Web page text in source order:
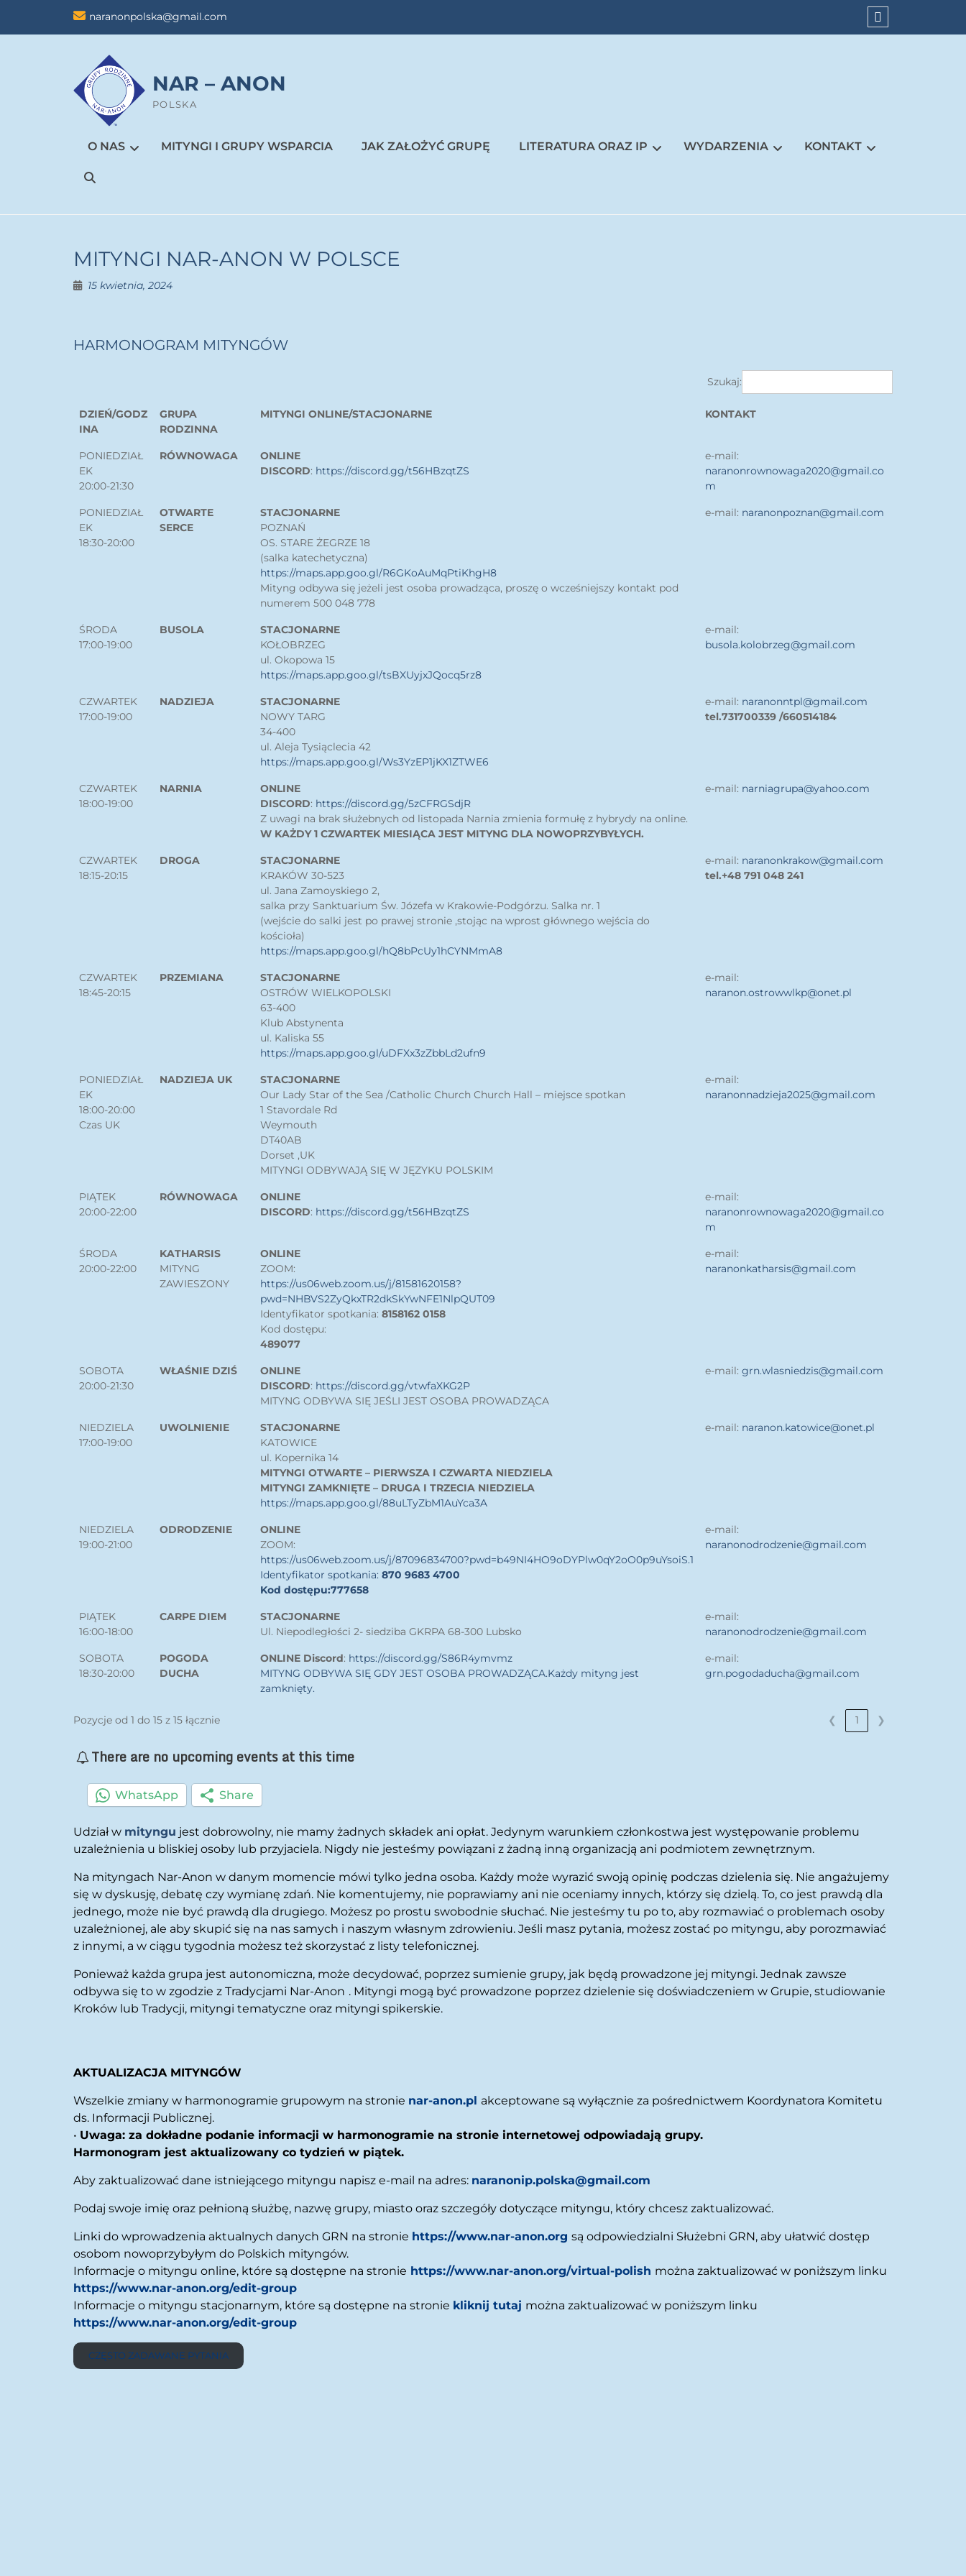
content
naranonpolska@gmail.com
KONTAKT
NAR – ANON
POLSKA
O NAS MITYNGI I GRUPY WSPARCIA JAK ZAŁOŻYĆ GRUPĘ LITERATURA ORAZ IP WYDARZENIA KONTAKT
MITYNGI NAR-ANON W POLSCE
15 kwietnia, 2024
HARMONOGRAM MITYNGÓW
Szukaj:
DZIEŃ/GODZ
INA
GRUPA
RODZINNA
MITYNGI ONLINE/STACJONARNE KONTAKT
PONIEDZIAŁ
EK
20:00-21:30
RÓWNOWAGA
ONLINE
DISCORD: https://discord.gg/t56HBzqtZS
e-mail:
naranonrownowaga2020@gmail.co
m
PONIEDZIAŁ
EK
18:30-20:00
OTWARTE
SERCE
STACJONARNE
POZNAŃ
OS. STARE ŻEGRZE 18
(salka katechetyczna)
https://maps.app.goo.gl/R6GKoAuMqPtiKhgH8
Mityng odbywa się jeżeli jest osoba prowadząca, proszę o wcześniejszy kontakt pod
numerem 500 048 778
e-mail: naranonpoznan@gmail.com
ŚRODA
17:00-19:00
BUSOLA
STACJONARNE
KOŁOBRZEG
ul. Okopowa 15
https://maps.app.goo.gl/tsBXUyjxJQocq5rz8
e-mail:
busola.kolobrzeg@gmail.com
CZWARTEK
17:00-19:00
NADZIEJA
STACJONARNE
NOWY TARG
34-400
ul. Aleja Tysiąclecia 42
https://maps.app.goo.gl/Ws3YzEP1jKX1ZTWE6
e-mail: naranonntpl@gmail.com
tel.731700339 /660514184
CZWARTEK
18:00-19:00
NARNIA
ONLINE
DISCORD: https://discord.gg/5zCFRGSdjR
Z uwagi na brak służebnych od listopada Narnia zmienia formułę z hybrydy na online.
W KAŻDY 1 CZWARTEK MIESIĄCA JEST MITYNG DLA NOWOPRZYBYŁYCH.
e-mail: narniagrupa@yahoo.com
CZWARTEK
18:15-20:15
DROGA
STACJONARNE
KRAKÓW 30-523
ul. Jana Zamoyskiego 2,
salka przy Sanktuarium Św. Józefa w Krakowie-Podgórzu. Salka nr. 1
(wejście do salki jest po prawej stronie ,stojąc na wprost głównego wejścia do
kościoła)
https://maps.app.goo.gl/hQ8bPcUy1hCYNMmA8
e-mail: naranonkrakow@gmail.com
tel.+48 791 048 241
CZWARTEK
18:45-20:15
PRZEMIANA
STACJONARNE
OSTRÓW WIELKOPOLSKI
63-400
Klub Abstynenta
ul. Kaliska 55
https://maps.app.goo.gl/uDFXx3zZbbLd2ufn9
e-mail:
naranon.ostrowwlkp@onet.pl
PONIEDZIAŁ
EK
18:00-20:00
Czas UK
NADZIEJA UK
STACJONARNE
Our Lady Star of the Sea /Catholic Church Church Hall – miejsce spotkan
1 Stavordale Rd
Weymouth
DT40AB
Dorset ,UK
MITYNGI ODBYWAJĄ SIĘ W JĘZYKU POLSKIM
e-mail:
naranonnadzieja2025@gmail.com
PIĄTEK
20:00-22:00
RÓWNOWAGA
ONLINE
DISCORD: https://discord.gg/t56HBzqtZS
e-mail:
naranonrownowaga2020@gmail.co
m
ŚRODA
20:00-22:00
KATHARSIS
MITYNG
ZAWIESZONY
ONLINE
ZOOM:
https://us06web.zoom.us/j/81581620158?
pwd=NHBVS2ZyQkxTR2dkSkYwNFE1NlpQUT09
Identyfikator spotkania: 8158162 0158
Kod dostępu:
489077
e-mail:
naranonkatharsis@gmail.com
SOBOTA
20:00-21:30
WŁAŚNIE DZIŚ
ONLINE
DISCORD: https://discord.gg/vtwfaXKG2P
MITYNG ODBYWA SIĘ JEŚLI JEST OSOBA PROWADZĄCA
e-mail: grn.wlasniedzis@gmail.com
NIEDZIELA
17:00-19:00
UWOLNIENIE
STACJONARNE
KATOWICE
ul. Kopernika 14
MITYNGI OTWARTE – PIERWSZA I CZWARTA NIEDZIELA
MITYNGI ZAMKNIĘTE – DRUGA I TRZECIA NIEDZIELA
https://maps.app.goo.gl/88uLTyZbM1AuYca3A
e-mail: naranon.katowice@onet.pl
NIEDZIELA
19:00-21:00
ODRODZENIE
ONLINE
ZOOM:
https://us06web.zoom.us/j/87096834700?pwd=b49NI4HO9oDYPlw0qY2oO0p9uYsoiS.1
Identyfikator spotkania: 870 9683 4700
Kod dostępu:777658
e-mail:
naranonodrodzenie@gmail.com
PIĄTEK
16:00-18:00
CARPE DIEM
STACJONARNE
Ul. Niepodległości 2- siedziba GKRPA 68-300 Lubsko
e-mail:
naranonodrodzenie@gmail.com
SOBOTA
18:30-20:00
POGODA
DUCHA
ONLINE Discord: https://discord.gg/S86R4ymvmz
MITYNG ODBYWA SIĘ GDY JEST OSOBA PROWADZĄCA.Każdy mityng jest
zamknięty.
e-mail:
grn.pogodaducha@gmail.com
Pozycje od 1 do 15 z 15 łącznie ❮ 1 ❯
There are no upcoming events at this time
WhatsApp Share
Udział w mityngu jest dobrowolny, nie mamy żadnych składek ani opłat. Jedynym warunkiem członkostwa jest występowanie problemu
uzależnienia u bliskiej osoby lub przyjaciela. Nigdy nie jesteśmy powiązani z żadną inną organizacją ani podmiotem zewnętrznym.
Na mityngach Nar-Anon w danym momencie mówi tylko jedna osoba. Każdy może wyrazić swoją opinię podczas dzielenia się. Nie angażujemy
się w dyskusję, debatę czy wymianę zdań. Nie komentujemy, nie poprawiamy ani nie oceniamy innych, którzy się dzielą. To, co jest prawdą dla
jednego, może nie być prawdą dla drugiego. Możesz po prostu swobodnie słuchać. Nie jesteśmy tu po to, aby rozmawiać o problemach osoby
uzależnionej, ale aby skupić się na nas samych i naszym własnym zdrowieniu. Jeśli masz pytania, możesz zostać po mityngu, aby porozmawiać
z innymi, a w ciągu tygodnia możesz też skorzystać z listy telefonicznej.
Ponieważ każda grupa jest autonomiczna, może decydować, poprzez sumienie grupy, jak będą prowadzone jej mityngi. Jednak zawsze
odbywa się to w zgodzie z Tradycjami Nar-Anon . Mityngi mogą być prowadzone poprzez dzielenie się doświadczeniem w Grupie, studiowanie
Kroków lub Tradycji, mityngi tematyczne oraz mityngi spikerskie.
AKTUALIZACJA MITYNGÓW
Wszelkie zmiany w harmonogramie grupowym na stronie nar-anon.pl akceptowane są wyłącznie za pośrednictwem Koordynatora Komitetu
ds. Informacji Publicznej.
• Uwaga: za dokładne podanie informacji w harmonogramie na stronie internetowej odpowiadają grupy.
Harmonogram jest aktualizowany co tydzień w piątek.
Aby zaktualizować dane istniejącego mityngu napisz e-mail na adres: naranonip.polska@gmail.com
Podaj swoje imię oraz pełnioną służbę, nazwę grupy, miasto oraz szczegóły dotyczące mityngu, który chcesz zaktualizować.
Linki do wprowadzenia aktualnych danych GRN na stronie https://www.nar-anon.org są odpowiedzialni Służebni GRN, aby ułatwić dostęp
osobom nowoprzybyłym do Polskich mityngów.
Informacje o mityngu online, które są dostępne na stronie https://www.nar-anon.org/virtual-polish można zaktualizować w poniższym linku
https://www.nar-anon.org/edit-group
Informacje o mityngu stacjonarnym, które są dostępne na stronie kliknij tutaj można zaktualizować w poniższym linku
https://www.nar-anon.org/edit-group
CZĘSTO ZADAWANE PYTANIA